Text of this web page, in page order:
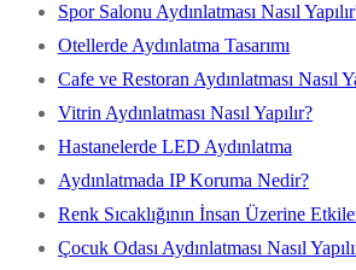
Spor Salonu Aydınlatması Nasıl
Otellerde Aydınlatma Tasarımı
Cafe ve Restoran Aydınlatması Nasıl
Vitrin Aydınlatması Nasıl Yapılır?
Hastanelerde LED Aydınlatma
Aydınlatmada IP Koruma Nedir?
Renk Sıcaklığının İnsan Üzerine
Çocuk Odası Aydınlatması Nasıl